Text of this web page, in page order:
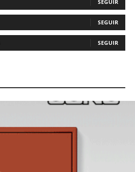
SEGUIR
SEGUIR
SEGUIR